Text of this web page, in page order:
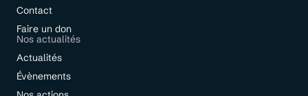
Contact
Faire un don
Nos actualités
Actualités
Évènements